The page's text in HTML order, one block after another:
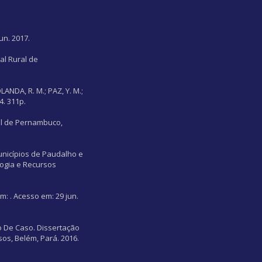
2017.
Rural de
R. M.; PAZ, Y. M.;
311p.
de Pernambuco,
de Paudalho e
e Recursos
. Acesso em: 29 jun.
De Caso. Dissertação
Belém, Pará. 2016.